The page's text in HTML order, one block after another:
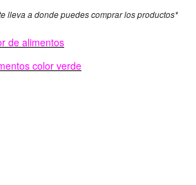
lleva a donde puedes comprar los productos*
de alimentos
color verde